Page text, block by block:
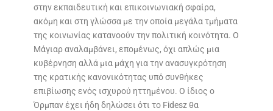
στην εκπαιδευτική και επικοινωνιακή σφαίρα,
ακόμη και στη γλώσσα με την οποία μεγάλα τμήματα
της κοινωνίας κατανοούν την πολιτική κοινότητα. Ο
Μάγιαρ αναλαμβάνει, επομένως, όχι απλώς μια
κυβέρνηση αλλά μια μάχη για την ανασυγκρότηση
της κρατικής κανονικότητας υπό συνθήκες
επιβίωσης ενός ισχυρού ηττημένου. Ο ίδιος ο
Όρμπαν έχει ήδη δηλώσει ότι το Fidesz θα